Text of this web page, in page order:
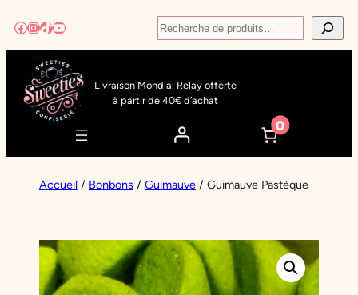
au
contenu
Facebook
Instagram
TikTok
YouTube Recherche
Livraison Mondial Relay offerte
à partir de 40€ d’achat
0
Accueil/ Bonbons / Guimauve/ Guimauve Pastèque